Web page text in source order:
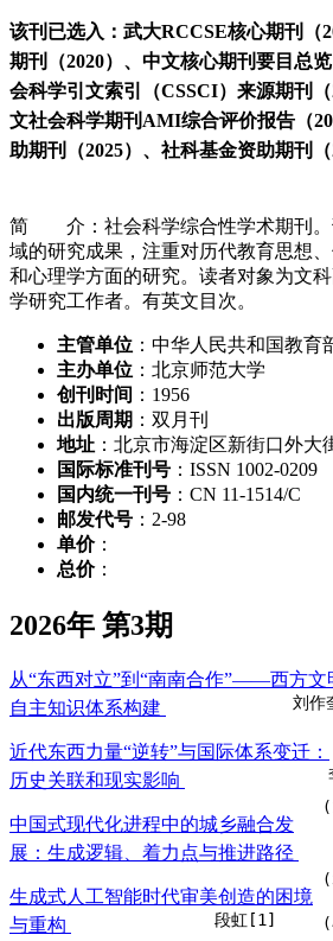
该刊已选入：武大RCCSE核心期刊（
期刊（2020）、中文核心期刊要目总
会科学引文索引（CSSCI）来源期刊
文社会科学期刊AMI综合评价报告（
助期刊（2025）、社科基金资助期刊（
简 介：社会科学综合性学术期刊。
域的研究成果，注重对历代教育思想
和心理学方面的研究。读者对象为文
学研究工作者。有英文目次。
主管单位 ：中华人民共和国教育
主办单位 ：北京师范大学
创刊时间 ：1956
出版周期 ：双月刊
地址 ：北京市海淀区新街口外大
国际标准刊号 ：ISSN 1002-0209
国内统一刊号 ：CN 11-1514/C
邮发代号 ：2-98
单价：
总价：
2026年 第3期
从“东西对立”到“南南合作”——西方文
自主知识体系构建
刘作
近代东西力量“逆转”与国际体系变迁：
历史关联和现实影响
中国式现代化进程中的城乡融合发
展：生成逻辑、着力点与推进路径
生成式人工智能时代审美创造的困境
与重构
段虹[1]